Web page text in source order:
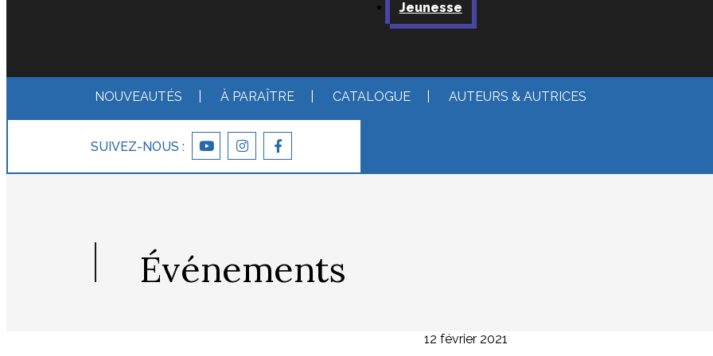
Jeunesse
NOUVEAUTÉS À PARAÎTRE CATALOGUE AUTEURS & AUTRICES
SUIVEZ-NOUS :
Événements
12 février 2021